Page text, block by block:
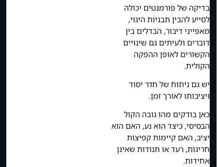
בדיקה של פורמנטים יכולה
לסייע להבין תבניות היגוי,
מאפייני דיבור, הבדלים בין
דוברים ולעיתים גם שינויים
הקשורים לאופן ההפקה
הקולית.
יש גם ניתוח של תדר יסוד
ויציבותו לאורך זמן.
כאן בודקים מהו גובה הקול
הבסיסי, כיצד הוא נע, האם הוא
יציב, האם קיימות קפיצות
חריגות, רעד או תנודות שאינן
אחידות.